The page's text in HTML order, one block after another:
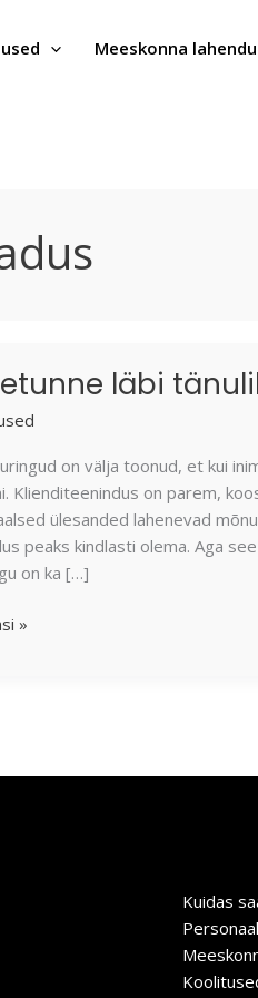
Meeskonna
läbi
on välja toonud, et kui
Klienditeenindus on parem,
ülesanded lahenevad
peaks kindlasti olema. Aga
on ka […]
»
Kuidas